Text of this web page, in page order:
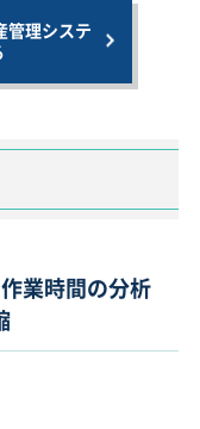
管理システ
業時間の分析